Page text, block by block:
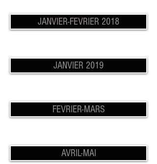
JANVIER-FEVRIER 2018
JANVIER 2019
FEVRIER-MARS
AVRIL-MAI